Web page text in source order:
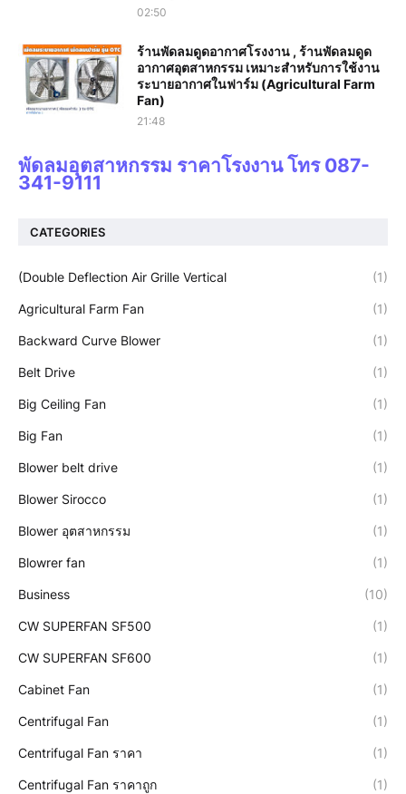
02:50
ร้านพัดลมดูดอากาศโรงงาน , ร้านพัดลมดูด
อากาศอุตสาหกรรม เหมาะสำหรับการใช้งาน
ระบายอากาศในฟาร์ม (Agricultural Farm
Fan)
21:48
พัดลมอุตสาหกรรม ราคาโรงงาน โทร 087-
341-9111
CATEGORIES
(Double Deflection Air Grille Vertical (1)
Agricultural Farm Fan (1)
Backward Curve Blower (1)
Belt Drive (1)
Big Ceiling Fan (1)
Big Fan (1)
Blower belt drive (1)
Blower Sirocco (1)
Blower อุตสาหกรรม (1)
Blowrer fan (1)
Business (10)
CW SUPERFAN SF500 (1)
CW SUPERFAN SF600 (1)
Cabinet Fan (1)
Centrifugal Fan (1)
Centrifugal Fan ราคา (1)
Centrifugal Fan ราคาถูก (1)